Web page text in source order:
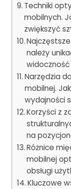
Techniki
mobilnych.
zwiększyć
należy
Narzędzia
mobilnej.
wydajności
Korzyści z
na
Różnice
mobilnej
obsługi
Kluczowe